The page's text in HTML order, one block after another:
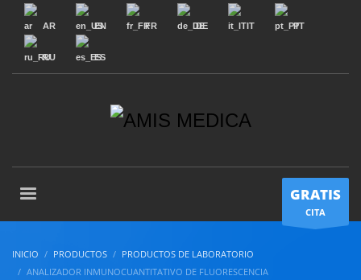
AR EN FR DE IT PT
RU ES
GRATIS
CITA
INICIO PRODUCTOS
PRODUCTOS DE LABORATORIO
ANALIZADOR INMUNOCUANTITATIVO DE FLUORESCENCIA